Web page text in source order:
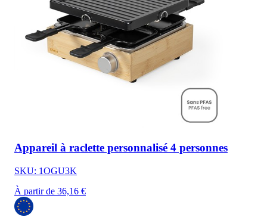
Appareil à raclette personnalisé 4 personnes
SKU: 1OGU3K
À partir de 36,16 €